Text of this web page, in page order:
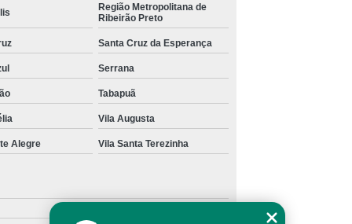
Região Metropolitana de
Ribeirão Preto
Santa Cruz da Esperança
Serrana
Tabapuã
Vila Augusta
Alegre Vila Santa Terezinha